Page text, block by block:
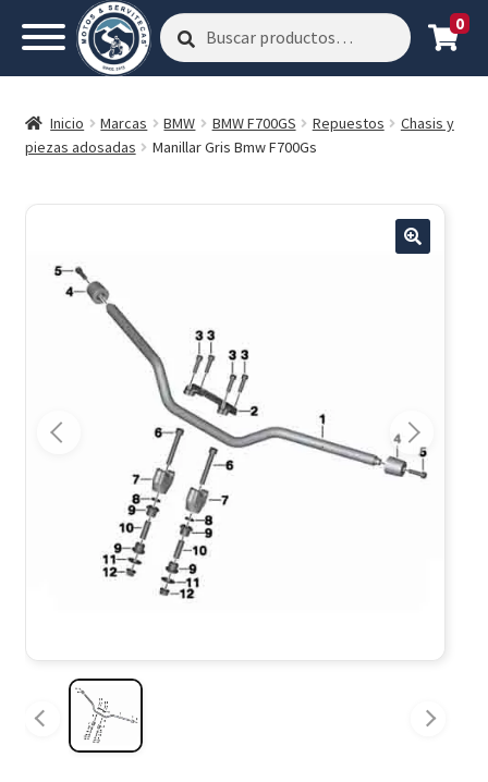
Buscar
por:
Buscar 0
Inicio Marcas BMW BMW F700GS Repuestos
Chasis y
piezas adosadas
Manillar Gris Bmw F700Gs